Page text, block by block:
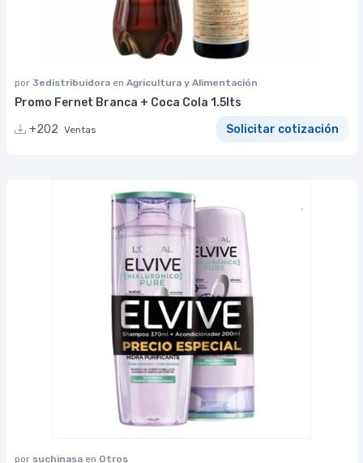
por 3edistribuidora en Agricultura y Alimentación
Promo Fernet Branca + Coca Cola 1.5lts
+202 Ventas Solicitar cotización
por suchinasa en Otros